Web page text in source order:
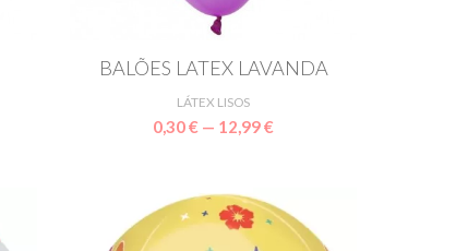
BALÕES LATEX LAVANDA
LÁTEX LISOS
0,30 € — 12,99 €